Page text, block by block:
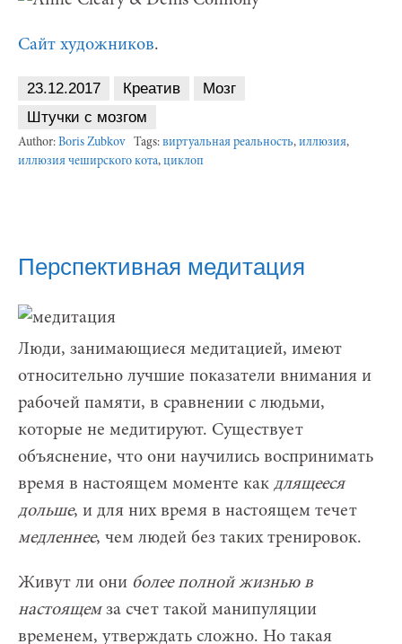
Сайт художников.
23.12.2017 Креатив
Мозг
Штучки с мозгом
Author: Boris Zubkov Tags: виртуальная реальность, иллюзия,
иллюзия чеширского кота, циклоп
Перспективная медитация
Люди, занимающиеся медитацией, имеют
относительно лучшие показатели внимания и
рабочей памяти, в сравнении с людьми,
которые не медитируют. Существует
объяснение, что они научились воспринимать
время в настоящем моменте как длящееся
дольше, и для них время в настоящем течет
медленнее, чем людей без таких тренировок.
Живут ли они более полной жизнью в
настоящемза счет такой манипуляции
временем, утверждать сложно. Но такая